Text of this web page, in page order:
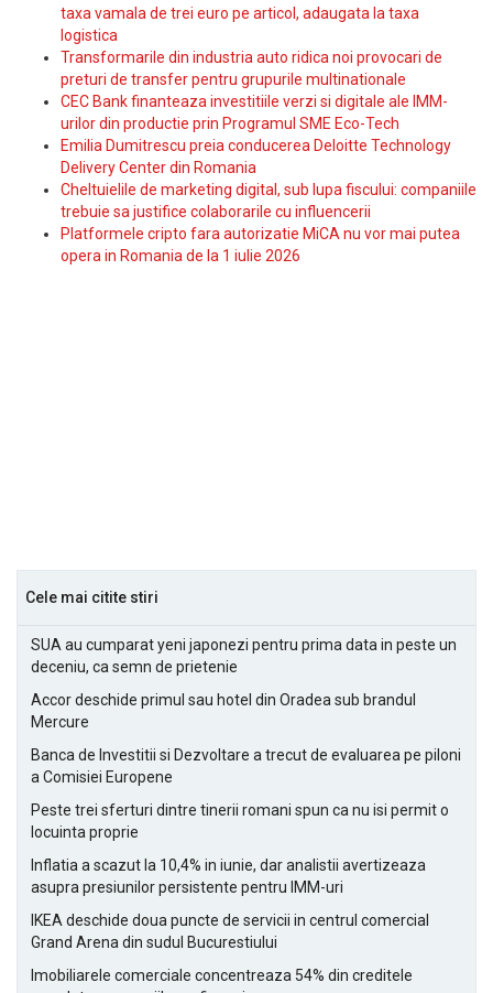
taxa vamala de trei euro pe articol, adaugata la taxa
logistica
Transformarile din industria auto ridica noi provocari de
preturi de transfer pentru grupurile multinationale
CEC Bank finanteaza investitiile verzi si digitale ale IMM-
urilor din productie prin Programul SME Eco-Tech
Emilia Dumitrescu preia conducerea Deloitte Technology
Delivery Center din Romania
Cheltuielile de marketing digital, sub lupa fiscului: companiile
trebuie sa justifice colaborarile cu influencerii
Platformele cripto fara autorizatie MiCA nu vor mai putea
opera in Romania de la 1 iulie 2026
Cele mai citite stiri
SUA au cumparat yeni japonezi pentru prima data in peste un
deceniu, ca semn de prietenie
Accor deschide primul sau hotel din Oradea sub brandul
Mercure
Banca de Investitii si Dezvoltare a trecut de evaluarea pe piloni
a Comisiei Europene
Peste trei sferturi dintre tinerii romani spun ca nu isi permit o
locuinta proprie
Inflatia a scazut la 10,4% in iunie, dar analistii avertizeaza
asupra presiunilor persistente pentru IMM-uri
IKEA deschide doua puncte de servicii in centrul comercial
Grand Arena din sudul Bucurestiului
Imobiliarele comerciale concentreaza 54% din creditele